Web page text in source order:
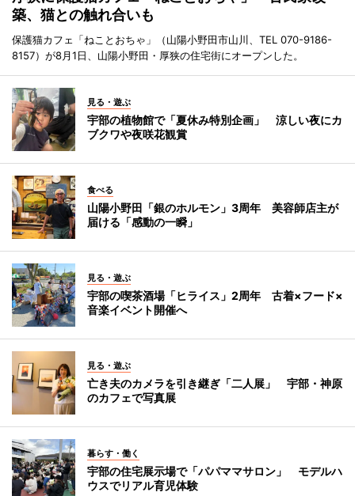
築、猫との触れ合いも
保護猫カフェ「ねことおちゃ」（山陽小野田市山川、TEL 070-9186-
8157）が8月1日、山陽小野田・厚狭の住宅街にオープンした。
見る・遊ぶ
宇部の植物館で「夏休み特別企画」 涼しい夜にカ
ブクワや夜咲花観賞
食べる
山陽小野田「銀のホルモン」3周年 美容師店主が
届ける「感動の一瞬」
見る・遊ぶ
宇部の喫茶酒場「ヒライス」2周年 古着×フード×
音楽イベント開催へ
見る・遊ぶ
亡き夫のカメラを引き継ぎ「二人展」 宇部・神原
のカフェで写真展
暮らす・働く
宇部の住宅展示場で「パパママサロン」 モデルハ
ウスでリアル育児体験